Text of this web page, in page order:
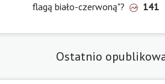
flagą biało-czerwoną"?
141
Ostatnio